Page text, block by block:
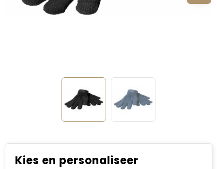
Zomerpakketten
Kies en personaliseer